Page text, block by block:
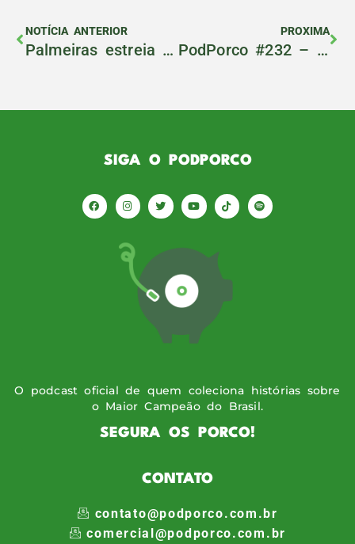
NOTÍCIA ANTERIOR
Palmeiras estreia novo patrocinador ‘MotoChefe’ contra o Santos!
PROXIMA
PodPorco #232 – Mustafá Contursi
SIGA O PODPORCO
O podcast oficial de quem coleciona histórias sobre
o Maior Campeão do Brasil.
SEGURA OS PORCO!
CONTATO
contato@podporco.com.br
comercial@podporco.com.br